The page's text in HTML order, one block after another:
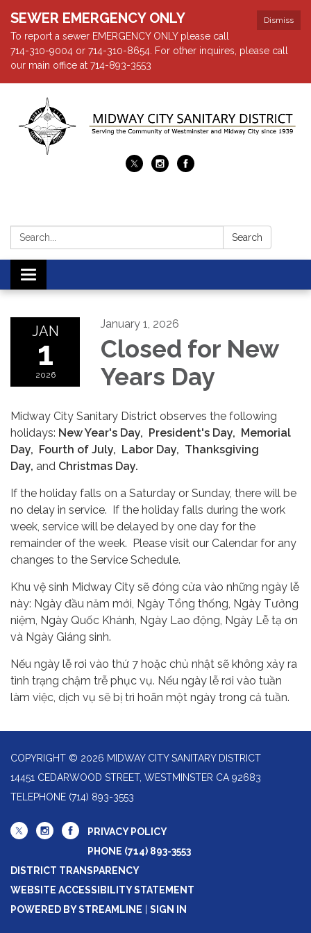
Dismiss
SEWER EMERGENCY ONLY
To report a sewer EMERGENCY ONLY please call
714-310-9004 or 714-310-8654. For other inquires, please call
our main office at 714-893-3553
Search: Search
Toggle navigation
JAN
1
2026
January 1, 2026
Closed for New
Years Day
Midway City Sanitary District observes the following
holidays: New Year's Day, President's Day, Memorial
Day, Fourth of July, Labor Day, Thanksgiving
Day, and Christmas Day.
If the holiday falls on a Saturday or Sunday, there will be
no delay in service. If the holiday falls during the work
week, service will be delayed by one day for the
remainder of the week. Please visit our Calendar for any
changes to the Service Schedule.
Khu vệ sinh Midway City sẽ đóng cửa vào những ngày lễ
này: Ngày đầu năm mới, Ngày Tổng thống, Ngày Tưởng
niệm, Ngày Quốc Khánh, Ngày Lao động, Ngày Lễ tạ ơn
và Ngày Giáng sinh.
Nếu ngày lễ rơi vào thứ 7 hoặc chủ nhật sẽ không xảy ra
tình trạng chậm trễ phục vụ. Nếu ngày lễ rơi vào tuần
làm việc, dịch vụ sẽ bị trì hoãn một ngày trong cả tuần.
COPYRIGHT © 2026 MIDWAY CITY SANITARY DISTRICT
14451 CEDARWOOD STREET, WESTMINSTER CA 92683
TELEPHONE (714) 893-3553
PRIVACY POLICY
PHONE (714) 893-3553
DISTRICT TRANSPARENCY
WEBSITE ACCESSIBILITY STATEMENT
POWERED BY STREAMLINE
SIGN IN